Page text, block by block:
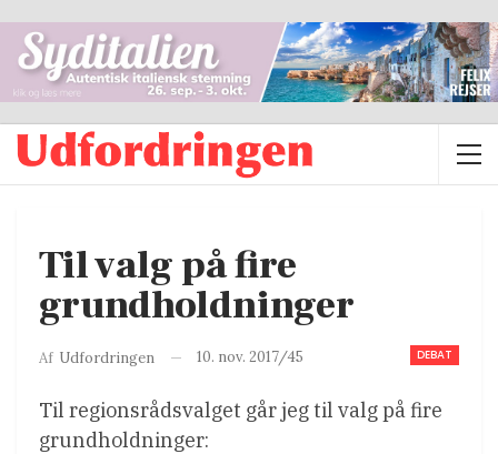
Til valg på fire
grundholdninger
DEBAT
Af Udfordringen 10. nov. 2017/45
Til regionsrådsvalget går jeg til valg på fire
grundholdninger: